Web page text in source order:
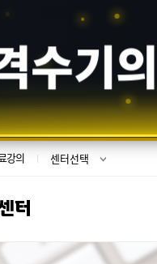
수기
강의 센터선택
터